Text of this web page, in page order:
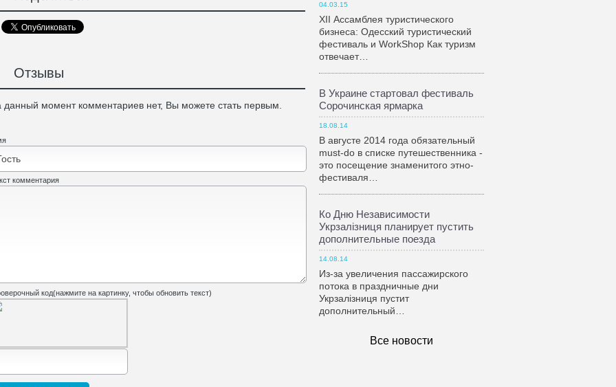
Отзывы
данный момент комментариев нет, Вы можете стать первым.
комментария
код(нажмите на картинку, чтобы обновить текст)
04.03.15
XII Ассамблея туристического
бизнеса: Одесский туристический
фестиваль и WorkShop Как туризм
отвечает…
В Украине стартовал фестиваль
Сорочинская ярмарка
18.08.14
В августе 2014 года обязательный
must-do в списке путешественника -
это посещение знаменитого этно-
фестиваля…
Ко Дню Независимости
Укрзалiзниця планирует пустить
дополнительные поезда
14.08.14
Из-за увеличения пассажирского
потока в праздничные дни
Укрзалiзниця пустит
дополнительный…
Все новости